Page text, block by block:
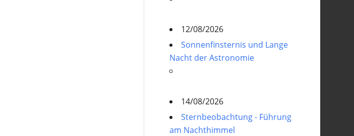
12/08/2026
Sonnenfinsternis und Lange
Nacht der Astronomie
14/08/2026
Sternbeobachtung - Führung
am Nachthimmel